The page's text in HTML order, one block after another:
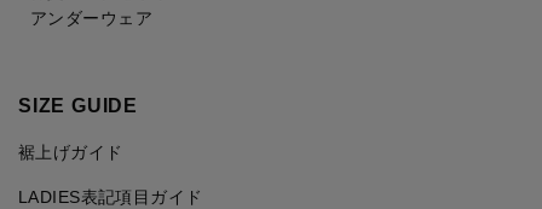
アンダーウェア
SIZE GUIDE
裾上げガイド
LADIES表記項目ガイド